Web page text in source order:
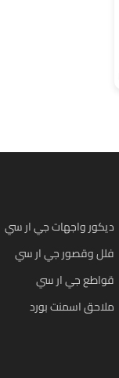
ديكور واجهات جي ار سي
فلل وقصور جي ار سي
قواطع جي ار سي
ملاحق اسمنت بورد